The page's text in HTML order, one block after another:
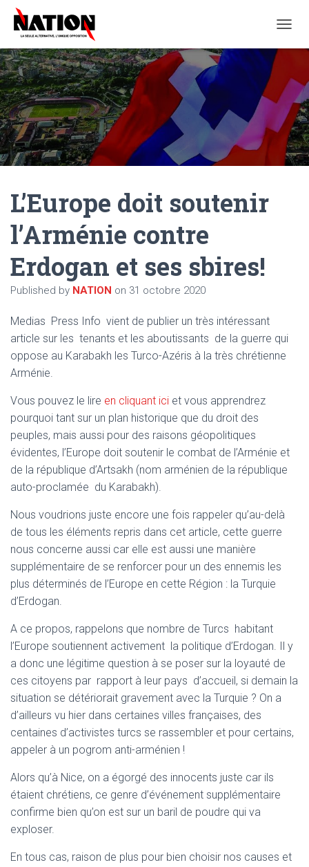
U
I
/
E
R
M
O
L’Europe doit soutenir
l’Arménie contre
Erdogan et ses sbires!
Published by NATION on 31 octobre 2020
Medias Press Info vient de publier un très intéressant
article sur les tenants et les aboutissants de la guerre qui
oppose au Karabakh les Turco-Azéris à la très chrétienne
Arménie.
Vous pouvez le lire en cliquant ici et vous apprendrez
pourquoi tant sur un plan historique que du droit des
peuples, mais aussi pour des raisons géopolitiques
évidentes, l’Europe doit soutenir le combat de l’Arménie et
de la république d’Artsakh (nom arménien de la république
auto-proclamée du Karabakh).
Nous voudrions juste encore une fois rappeler qu’au-delà
de tous les éléments repris dans cet article, cette guerre
nous concerne aussi car elle est aussi une manière
supplémentaire de se renforcer pour un des ennemis les
plus déterminés de l’Europe en cette Région : la Turquie
d’Erdogan.
A ce propos, rappelons que nombre de Turcs habitant
l’Europe soutiennent activement la politique d’Erdogan. Il y
a donc une légitime question à se poser sur la loyauté de
ces citoyens par rapport à leur pays d’accueil, si demain la
situation se détériorait gravement avec la Turquie ? On a
d’ailleurs vu hier dans certaines villes françaises, des
centaines d’activistes turcs se rassembler et pour certains,
appeler à un pogrom anti-arménien !
Alors qu’à Nice, on a égorgé des innocents juste car ils
étaient chrétiens, ce genre d’événement supplémentaire
confirme bien qu’on est sur un baril de poudre qui va
exploser.
En tous cas, raison de plus pour bien choisir nos causes et